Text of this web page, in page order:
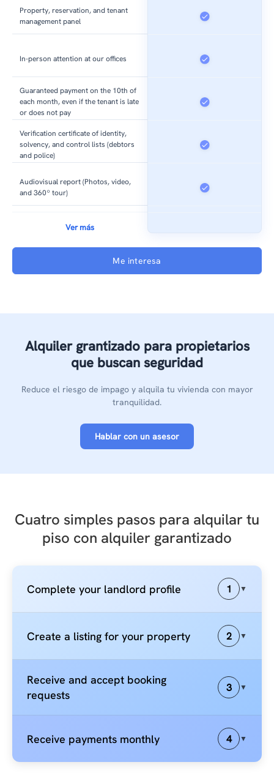
Property, reservation, and tenant
management panel
In-person attention at our offices
Guaranteed payment on the 10th of
each month, even if the tenant is late
or does not pay
Verification certificate of identity,
solvency, and control lists (debtors
and police)
Audiovisual report (Photos, video,
and 360º tour)
Ver más
Me interesa
Alquiler grantizadopara propietarios
que buscan seguridad
Reduce el riesgo de impago y alquila tu vivienda con mayor
tranquilidad.
Hablar con un asesor
Cuatro simples pasos para alquilar tu
piso con alquiler garantizado
Complete your landlord profile 1 ▼
Create a listing for your property 2 ▼
Receive and accept booking
requests
3 ▼
Receive payments monthly 4 ▼